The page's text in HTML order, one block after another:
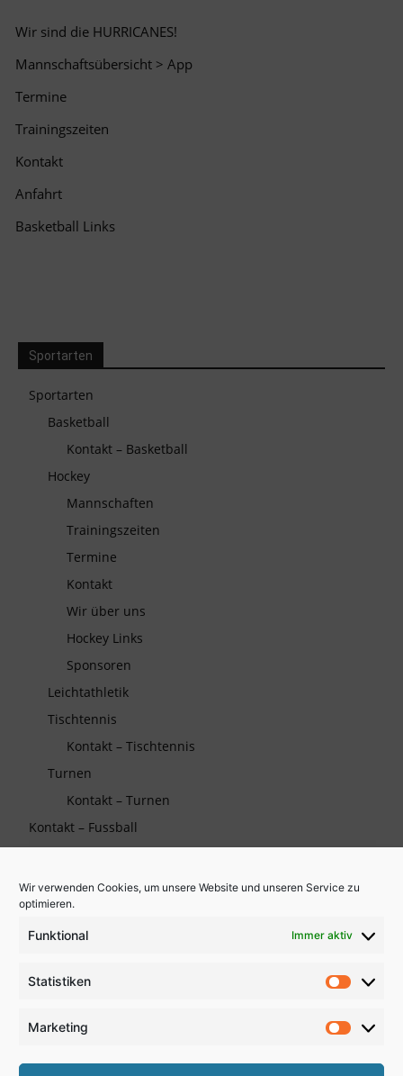
Wir verwenden Cookies, um unsere Website und unseren Service zu
optimieren.
Funktional Immer aktiv
Statistiken
Marketing
Wir sind die HURRICANES!
Mannschaftsübersicht > App
Termine
Trainingszeiten
Kontakt
Anfahrt
Basketball Links
Sportarten
Sportarten
Basketball
Kontakt – Basketball
Hockey
Mannschaften
Trainingszeiten
Termine
Kontakt
Wir über uns
Hockey Links
Sponsoren
Leichtathletik
Tischtennis
Kontakt – Tischtennis
Turnen
Kontakt – Turnen
Kontakt – Fussball
Die TSG auf Facebook
Partner und Sponsoren